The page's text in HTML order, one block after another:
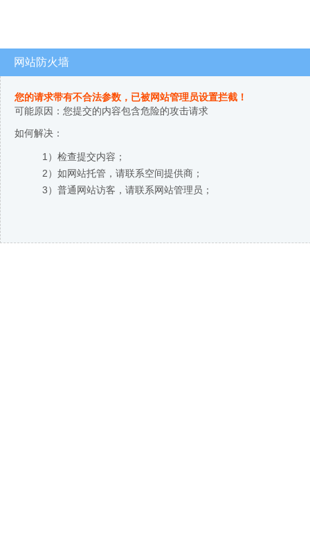
网站防火墙
您的请求带有不合法参数，已被网站管理员设置拦截！
可能原因：您提交的内容包含危险的攻击请求
如何解决：
1）检查提交内容；
2）如网站托管，请联系空间提供商；
3）普通网站访客，请联系网站管理员；